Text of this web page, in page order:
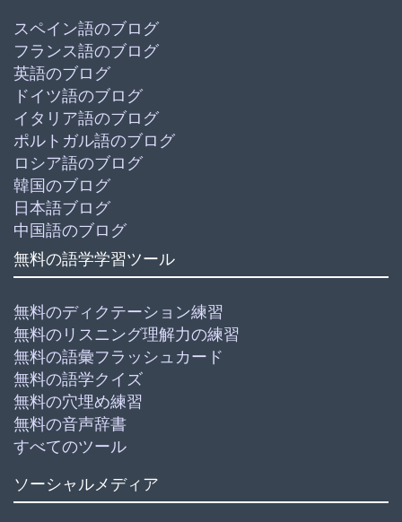
スペイン語のブログ
フランス語のブログ
英語のブログ
ドイツ語のブログ
イタリア語のブログ
ポルトガル語のブログ
ロシア語のブログ
韓国のブログ
日本語ブログ
中国語のブログ
無料の語学学習ツール
無料のディクテーション練習
無料のリスニング理解力の練習
無料の語彙フラッシュカード
無料の語学クイズ
無料の穴埋め練習
無料の音声辞書
すべてのツール
ソーシャルメディア